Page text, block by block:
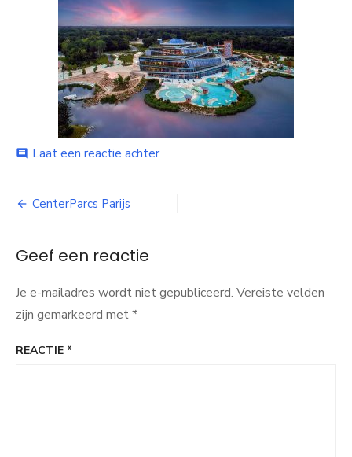
comment Laat een reactie achterop
navigatie
CenterParcs Parijs
Geef een reactie
Je e-mailadres wordt niet gepubliceerd. Vereiste velden
zijn gemarkeerd met*
REACTIE *